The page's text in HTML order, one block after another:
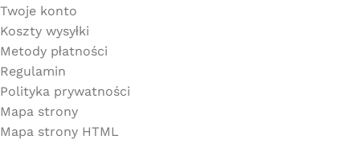
Twoje konto
Koszty wysyłki
Metody płatności
Regulamin
Polityka prywatności
Mapa strony
Mapa strony HTML